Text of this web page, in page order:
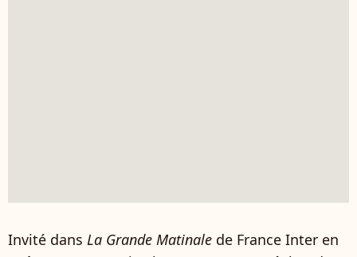
Invité dans La Grande Matinale de France Inter en